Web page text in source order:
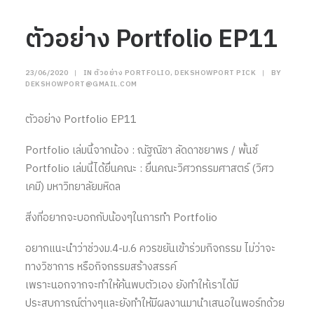
ตัวอย่าง Portfolio EP11
23/06/2020 | IN ตัวอย่าง PORTFOLIO, DEKSHOWPORT PICK |
BY
DEKSHOWPORT@GMAIL.COM
ตัวอย่าง Portfolio EP11
Portfolio เล่มนี้จากน้อง : ณัฐณิชา ลัดดาชยาพร / พั้นช์
Portfolio เล่มนี้ได้ยื่นคณะ : ยื่นคณะวิศวกรรมศาสตร์ (วิศว
เคมี) มหาวิทยาลัยมหิดล
สิ่งที่อยากจะบอกกับน้องๆในการทำ Portfolio
อยากแนะนำว่าช่วงม.4-ม.6 ควรขยันเข้าร่วมกิจกรรม ไม่ว่าจะ
ทางวิชาการ หรือกิจกรรมสร้างสรรค์
เพราะนอกจากจะทำให้ค้นพบตัวเอง ยังทำให้เราได้มี
ประสบการณ์ต่างๆและยังทำให้มีผลงานมานำเสนอในพอร์ทด้วย